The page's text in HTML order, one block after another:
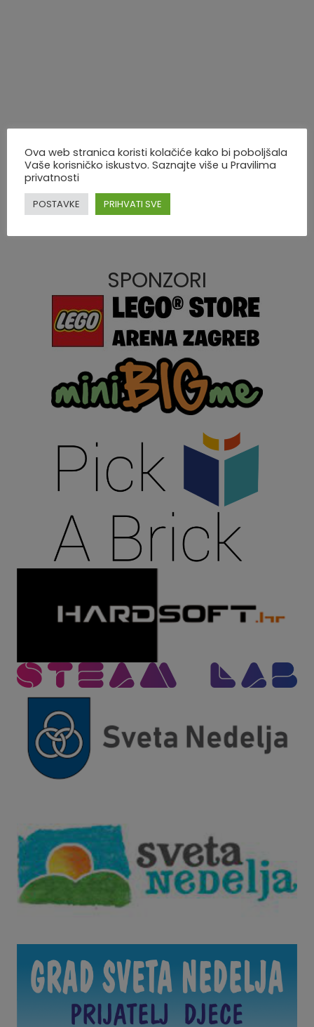
SPONZORI
Ova web stranica koristi kolačiće kako bi poboljšala
Vaše korisničko iskustvo. Saznajte više u Pravilima
privatnosti
POSTAVKE PRIHVATI SVE